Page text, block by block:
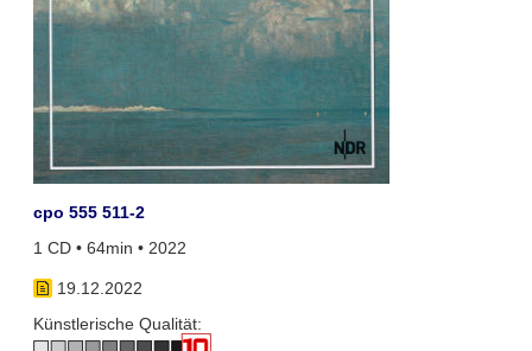
cpo 555 511-2
1 CD • 64min • 2022
19.12.2022
Künstlerische Qualität: